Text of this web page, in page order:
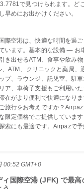
で見つけられます。ど
早めにお出かけください。
際空港は、快適な時間を過
います。基本的な設備 — お
き出せるATM、食事や飲み
ATM、クリニックと薬局、
プ、ラウンジ、託児室、駐
ア、車椅子支援もご利用い
在がより便利で快適になりま
旅行をお考えですか？
限定価格でご提供していま
索にも最適です。Airpazで予
00:52 GMT+0
ィ国際空港 (JFK) で最高